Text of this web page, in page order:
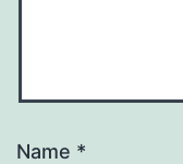
Name *